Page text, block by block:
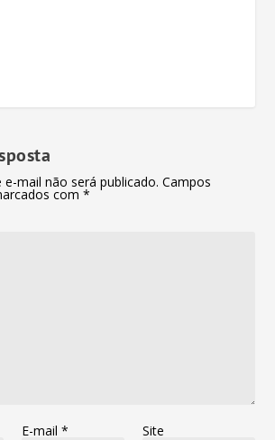
e-mail não será publicado. Campos
com*
E-mail * Site